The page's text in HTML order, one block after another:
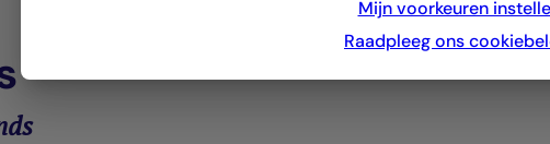
Mijn voorkeuren
Raadpleeg ons